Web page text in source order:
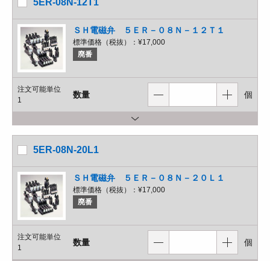
5ER-08N-12T1
ＳＨ電磁弁 ５ＥＲ－０８Ｎ－１２Ｔ１
標準価格（税抜）： ¥17,000
廃番
注文可能単位
1
数量 個
5ER-08N-20L1
ＳＨ電磁弁 ５ＥＲ－０８Ｎ－２０Ｌ１
標準価格（税抜）： ¥17,000
廃番
注文可能単位
1
数量 個